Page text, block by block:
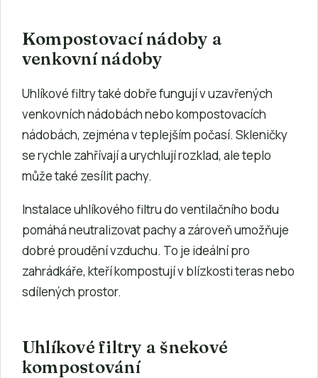
Kompostovací nádoby a
venkovní nádoby
Uhlíkové filtry také dobře fungují v uzavřených
venkovních nádobách nebo kompostovacích
nádobách, zejména v teplejším počasí. Skleničky
se rychle zahřívají a urychlují rozklad, ale teplo
může také zesílit pachy.
Instalace uhlíkového filtru do ventilačního bodu
pomáhá neutralizovat pachy a zároveň umožňuje
dobré proudění vzduchu. To je ideální pro
zahrádkáře, kteří kompostují v blízkosti teras nebo
sdílených prostor.
Uhlíkové filtry a šnekové
kompostování